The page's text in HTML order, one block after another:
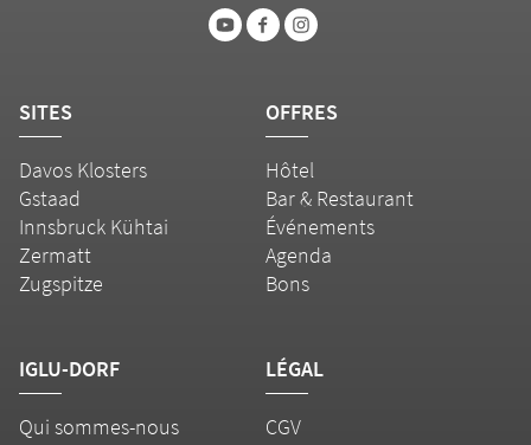
SITES
Davos Klosters
Gstaad
Innsbruck Kühtai
Zermatt
Zugspitze
OFFRES
Hôtel
Bar & Restaurant
Événements
Agenda
Bons
IGLU-DORF
Qui sommes-nous
LÉGAL
CGV